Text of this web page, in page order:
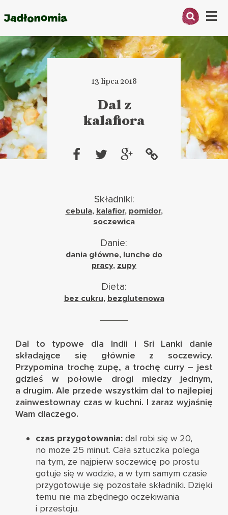
Menu
O MNIE
PRZEPISY
ARTYKUŁY
KSIĄŻKI
KONTAKT
13 lipca 2018
Dal z
kalafiora
Składniki:
cebula, kalafior, pomidor,
soczewica
Danie:
dania główne, lunche do
pracy, zupy
Dieta:
bez cukru, bezglutenowa
Dal to typowe dla Indii i Sri Lanki danie
składające się głównie z soczewicy.
Przypomina trochę zupę, a trochę curry – jest
gdzieś w połowie drogi między jednym,
a drugim. Ale przede wszystkim dal to najlepiej
zainwestownay czas w kuchni. I zaraz wyjaśnię
Wam dlaczego.
czas przygotowania: dal robi się w 20,
no może 25 minut. Cała sztuczka polega
na tym, że najpierw soczewicę po prostu
gotuje się w wodzie, a w tym samym czasie
przygotowuje się pozostałe składniki. Dzięki
temu nie ma zbędnego oczekiwania
i przestoju.